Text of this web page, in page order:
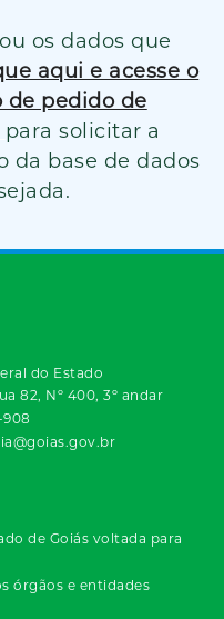
os dados que
aqui e acesse o
de pedido de
para solicitar a
da base de dados
do Estado
82, Nº 400, 3º andar
908
de Goiás voltada para
órgãos e entidades